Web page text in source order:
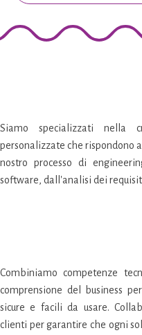
Siamo specializzati nella
personalizzate che rispondono
nostro processo di
software, dall'analisi dei
Combiniamo competenze
comprensione del business
sicure e facili da usare.
clienti per garantire che ogni